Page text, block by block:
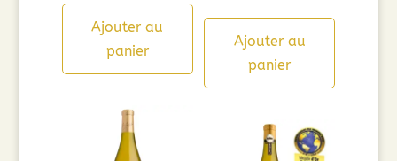
Ajouter au
panier
Ajouter au
panier